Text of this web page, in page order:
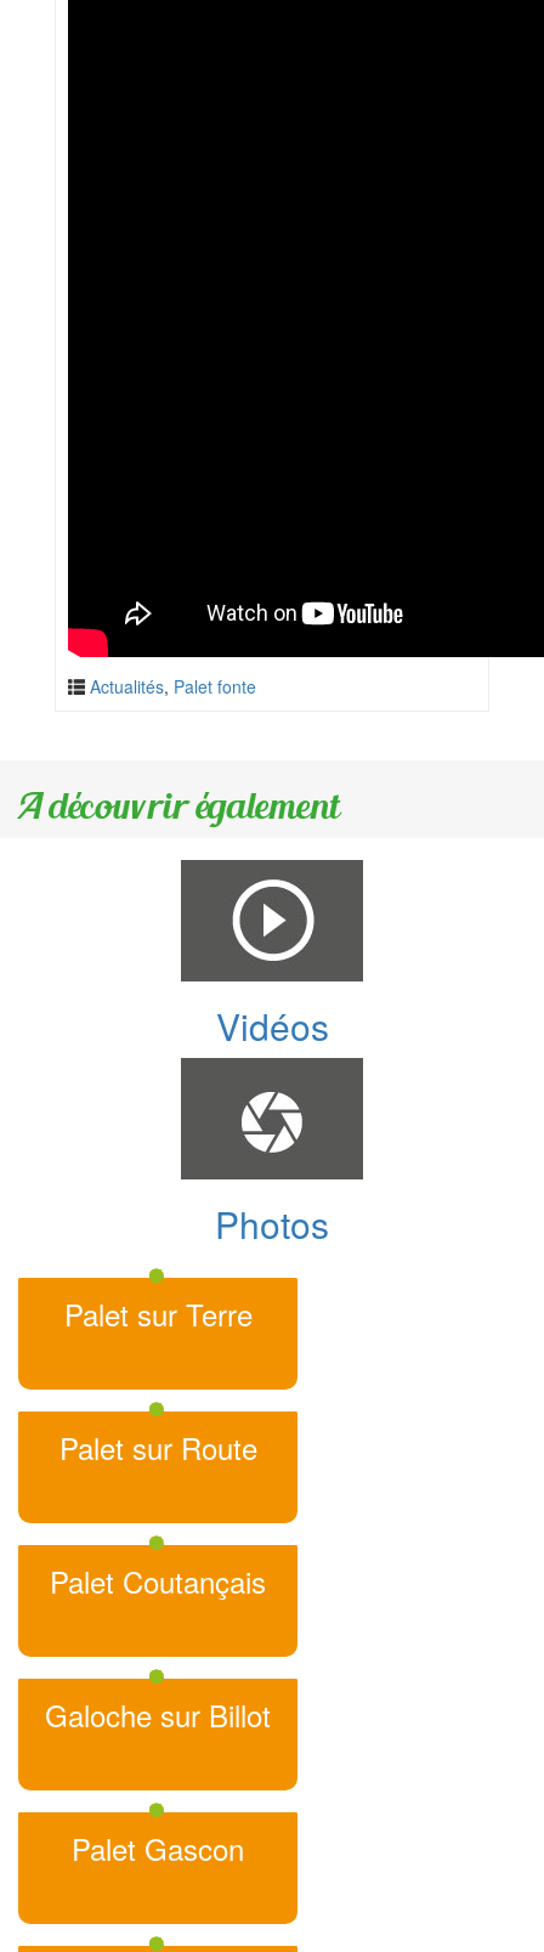
Actualités, Palet fonte
A découvrir également
Vidéos
Photos
Palet sur Terre
Palet sur Route
Palet Coutançais
Galoche sur Billot
Palet Gascon